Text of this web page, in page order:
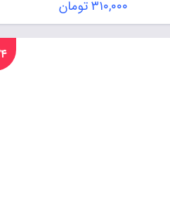
۳۱۰,۰۰۰تومان